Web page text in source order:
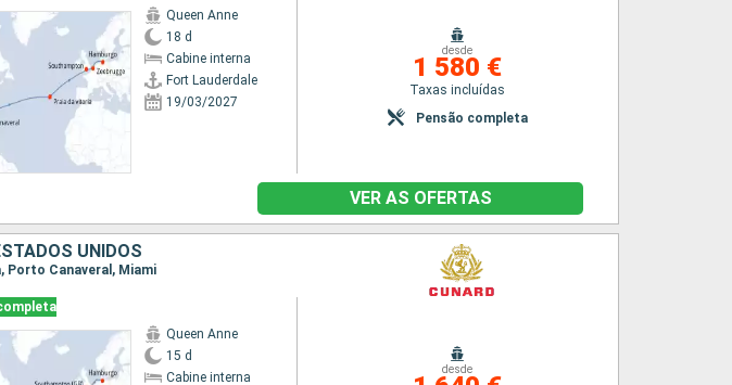
Queen Anne
18 d
Cabine interna
Fort Lauderdale
19/03/2027
desde
1 580 €
Taxas incluídas
Pensão completa
VER AS OFERTAS
UNIDOS
Porto Canaveral, Miami
Queen Anne
15 d
Cabine interna
desde